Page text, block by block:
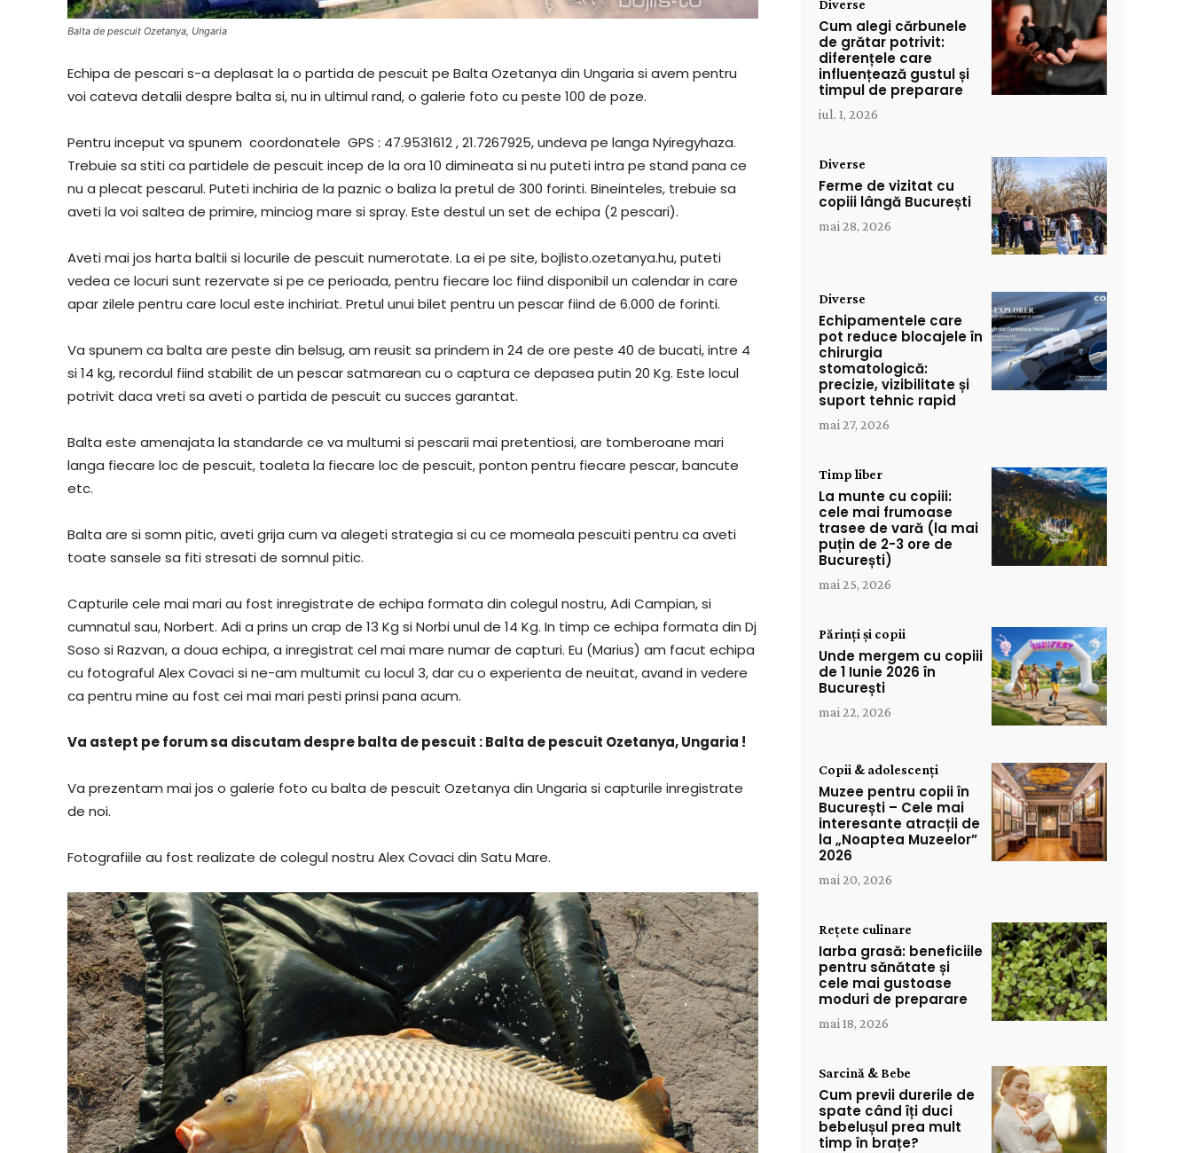
Balta de pescuit Ozetanya, Ungaria
Echipa de pescari s-a deplasat la o partida de pescuit pe Balta Ozetanya din Ungaria si avem pentru
voi cateva detalii despre balta si, nu in ultimul rand, o galerie foto cu peste 100 de poze.
Pentru inceput va spunem coordonatele GPS : 47.9531612 , 21.7267925, undeva pe langa Nyiregyhaza.
Trebuie sa stiti ca partidele de pescuit incep de la ora 10 dimineata si nu puteti intra pe stand pana ce
nu a plecat pescarul. Puteti inchiria de la paznic o baliza la pretul de 300 forinti. Bineinteles, trebuie sa
aveti la voi saltea de primire, minciog mare si spray. Este destul un set de echipa (2 pescari).
Aveti mai jos harta baltii si locurile de pescuit numerotate. La ei pe site, bojlisto.ozetanya.hu, puteti
vedea ce locuri sunt rezervate si pe ce perioada, pentru fiecare loc fiind disponibil un calendar in care
apar zilele pentru care locul este inchiriat. Pretul unui bilet pentru un pescar fiind de 6.000 de forinti.
Va spunem ca balta are peste din belsug, am reusit sa prindem in 24 de ore peste 40 de bucati, intre 4
si 14 kg, recordul fiind stabilit de un pescar satmarean cu o captura ce depasea putin 20 Kg. Este locul
potrivit daca vreti sa aveti o partida de pescuit cu succes garantat.
Balta este amenajata la standarde ce va multumi si pescarii mai pretentiosi, are tomberoane mari
langa fiecare loc de pescuit, toaleta la fiecare loc de pescuit, ponton pentru fiecare pescar, bancute
etc.
Balta are si somn pitic, aveti grija cum va alegeti strategia si cu ce momeala pescuiti pentru ca aveti
toate sansele sa fiti stresati de somnul pitic.
Capturile cele mai mari au fost inregistrate de echipa formata din colegul nostru, Adi Campian, si
cumnatul sau, Norbert. Adi a prins un crap de 13 Kg si Norbi unul de 14 Kg. In timp ce echipa formata din Dj
Soso si Razvan, a doua echipa, a inregistrat cel mai mare numar de capturi. Eu (Marius) am facut echipa
cu fotograful Alex Covaci si ne-am multumit cu locul 3, dar cu o experienta de neuitat, avand in vedere
ca pentru mine au fost cei mai mari pesti prinsi pana acum.
Va astept pe forum sa discutam despre balta de pescuit : Balta de pescuit Ozetanya, Ungaria !
Va prezentam mai jos o galerie foto cu balta de pescuit Ozetanya din Ungaria si capturile inregistrate
de noi.
Fotografiile au fost realizate de colegul nostru Alex Covaci din Satu Mare.
Diverse
Cum alegi cărbunele
de grătar potrivit:
diferențele care
influențează gustul și
timpul de preparare
iul. 1, 2026
Diverse
Ferme de vizitat cu
copiii lângă București
mai 28, 2026
Diverse
Echipamentele care
pot reduce blocajele în
chirurgia
stomatologică:
precizie, vizibilitate și
suport tehnic rapid
mai 27, 2026
Timp liber
La munte cu copiii:
cele mai frumoase
trasee de vară (la mai
puțin de 2-3 ore de
București)
mai 25, 2026
Părinți și copii
Unde mergem cu copiii
de 1 Iunie 2026 în
București
mai 22, 2026
Copii & adolescenți
Muzee pentru copii în
București – Cele mai
interesante atracții de
la „Noaptea Muzeelor”
2026
mai 20, 2026
Rețete culinare
Iarba grasă: beneficiile
pentru sănătate și
cele mai gustoase
moduri de preparare
mai 18, 2026
Sarcină & Bebe
Cum previi durerile de
spate când îți duci
bebelușul prea mult
timp în brațe?